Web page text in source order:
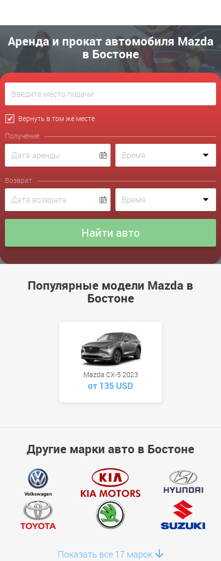
Аренда и прокат автомобиля Mazda
в Бостоне
Вернуть в том же месте
Получение
Возврат
Популярные модели Mazda в
Бостоне
Mazda CX-5 2023
от 135 USD
Другие марки авто в Бостоне
Показать все 17 марок